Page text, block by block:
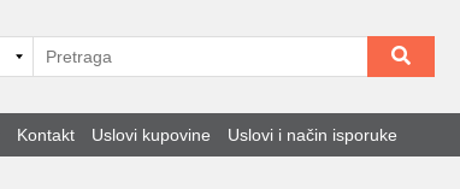
Kontakt Uslovi kupovine Uslovi i način isporuke